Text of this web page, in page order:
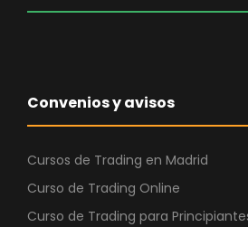
Convenios y avisos
Cursos de Trading en Madrid
Curso de Trading Online
Curso de Trading para